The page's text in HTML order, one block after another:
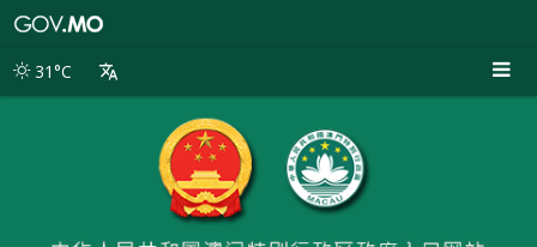
别
31°C